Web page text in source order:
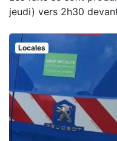
jeudi) vers 2h30
Locales